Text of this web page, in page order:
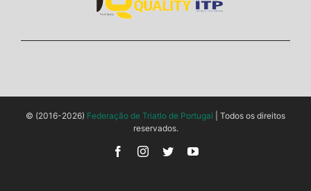
© (2016-2026) Federação de Triatlo de Portugal | Todos os direitos
reservados.
FacebookInstagram
TwitterYouTube